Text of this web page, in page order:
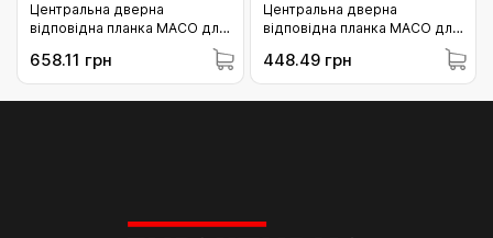
Центральна дверна
відповідна планка MACO для
права E-Öffner (228372)
658.11 грн
Центральна дверна
відповідна планка MACO для
права E-Öffner (209169)
448.49 грн